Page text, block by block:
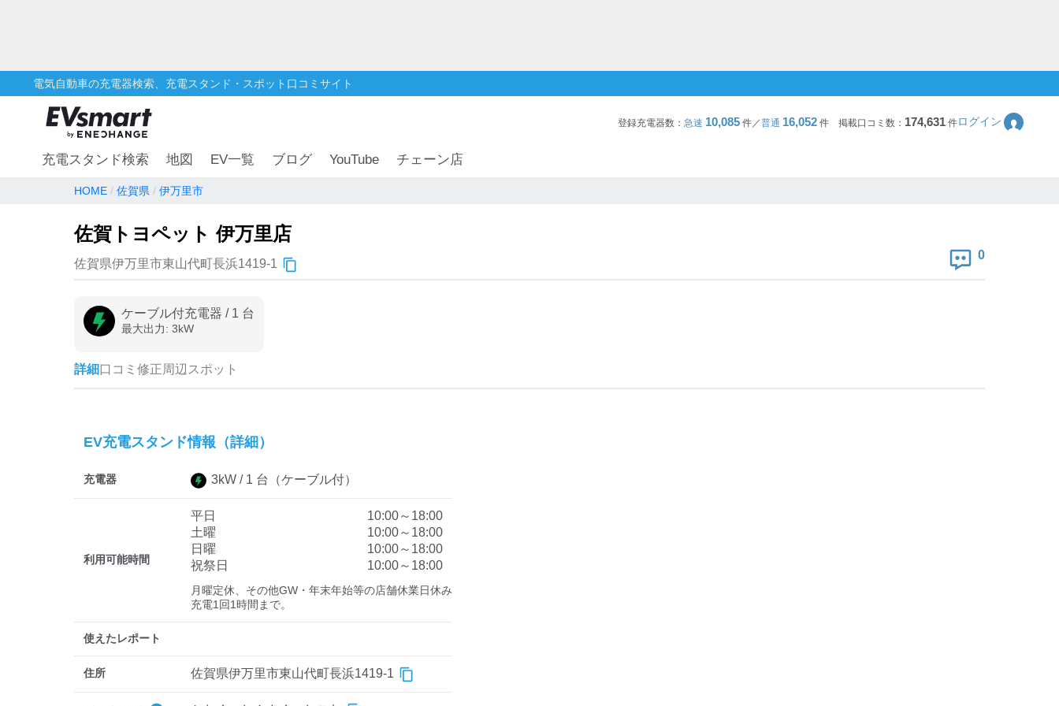
電気自動車の充電器検索、充電スタンド・スポット口コミサイト
登録充電器数： 急速 10,085 件／普通 16,052 件 掲載口コミ数： 174,631件ログイン
充電スタンド検索 地図 EV一覧 ブログ YouTube チェーン店
HOME 佐賀県 伊万里市
佐賀トヨペット 伊万里店
佐賀県伊万里市東山代町長浜1419-1
0
ケーブル付充電器 / 1 台
最大出力: 3kW
詳細口コミ 修正周辺スポット
EV充電スタンド情報（詳細）
充電器 3kW / 1 台 （ケーブル付）
利用可能時間
平日
10:00～18:00
土曜
10:00～18:00
日曜
10:00～18:00
祝祭日
10:00～18:00
月曜定休、その他GW・年末年始等の店舗休業日休み
充電1回1時間まで。
使えたレポート
住所 佐賀県伊万里市東山代町長浜1419-1